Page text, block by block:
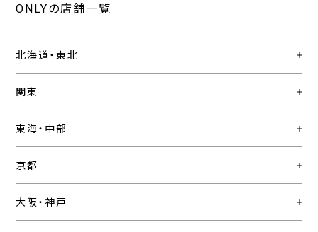
ONLYの店舗一覧
北海道・東北
関東
東海・中部
京都
大阪・神戸